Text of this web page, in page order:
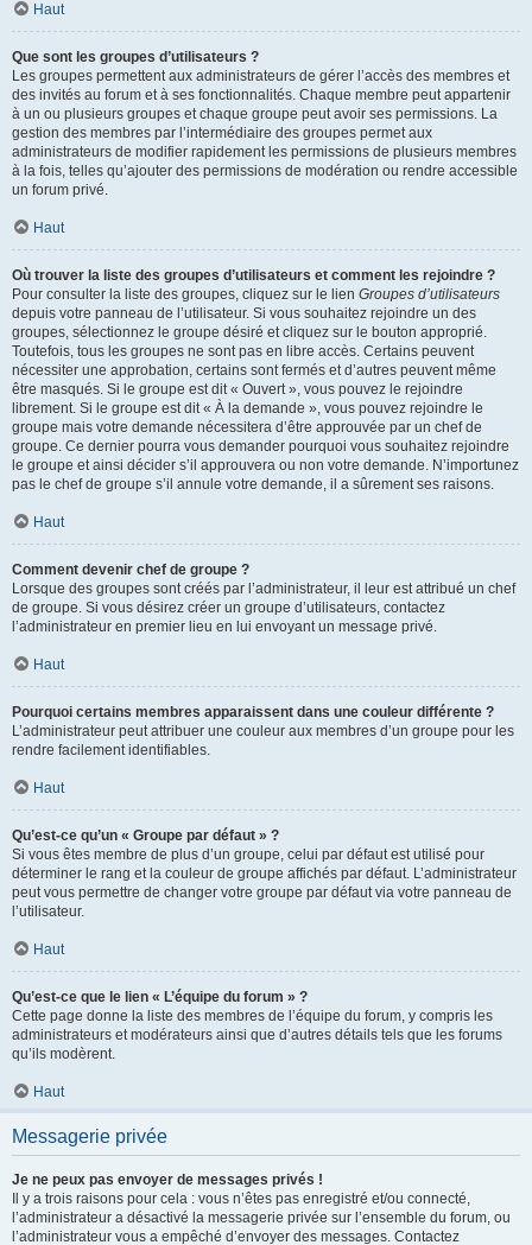
Haut
Que sont les groupes d’utilisateurs ?
Les groupes permettent aux administrateurs de gérer l’accès des membres et
des invités au forum et à ses fonctionnalités. Chaque membre peut appartenir
à un ou plusieurs groupes et chaque groupe peut avoir ses permissions. La
gestion des membres par l’intermédiaire des groupes permet aux
administrateurs de modifier rapidement les permissions de plusieurs membres
à la fois, telles qu’ajouter des permissions de modération ou rendre accessible
un forum privé.
Haut
Où trouver la liste des groupes d’utilisateurs et comment les rejoindre ?
Pour consulter la liste des groupes, cliquez sur le lien Groupes d’utilisateurs
depuis votre panneau de l’utilisateur. Si vous souhaitez rejoindre un des
groupes, sélectionnez le groupe désiré et cliquez sur le bouton approprié.
Toutefois, tous les groupes ne sont pas en libre accès. Certains peuvent
nécessiter une approbation, certains sont fermés et d’autres peuvent même
être masqués. Si le groupe est dit « Ouvert », vous pouvez le rejoindre
librement. Si le groupe est dit « À la demande », vous pouvez rejoindre le
groupe mais votre demande nécessitera d’être approuvée par un chef de
groupe. Ce dernier pourra vous demander pourquoi vous souhaitez rejoindre
le groupe et ainsi décider s’il approuvera ou non votre demande. N’importunez
pas le chef de groupe s’il annule votre demande, il a sûrement ses raisons.
Haut
Comment devenir chef de groupe ?
Lorsque des groupes sont créés par l’administrateur, il leur est attribué un chef
de groupe. Si vous désirez créer un groupe d’utilisateurs, contactez
l’administrateur en premier lieu en lui envoyant un message privé.
Haut
Pourquoi certains membres apparaissent dans une couleur différente ?
L’administrateur peut attribuer une couleur aux membres d’un groupe pour les
rendre facilement identifiables.
Haut
Qu’est-ce qu’un « Groupe par défaut » ?
Si vous êtes membre de plus d’un groupe, celui par défaut est utilisé pour
déterminer le rang et la couleur de groupe affichés par défaut. L’administrateur
peut vous permettre de changer votre groupe par défaut via votre panneau de
l’utilisateur.
Haut
Qu’est-ce que le lien « L’équipe du forum » ?
Cette page donne la liste des membres de l’équipe du forum, y compris les
administrateurs et modérateurs ainsi que d’autres détails tels que les forums
qu’ils modèrent.
Haut
Messagerie privée
Je ne peux pas envoyer de messages privés !
Il y a trois raisons pour cela : vous n’êtes pas enregistré et/ou connecté,
l’administrateur a désactivé la messagerie privée sur l’ensemble du forum, ou
l’administrateur vous a empêché d’envoyer des messages. Contactez